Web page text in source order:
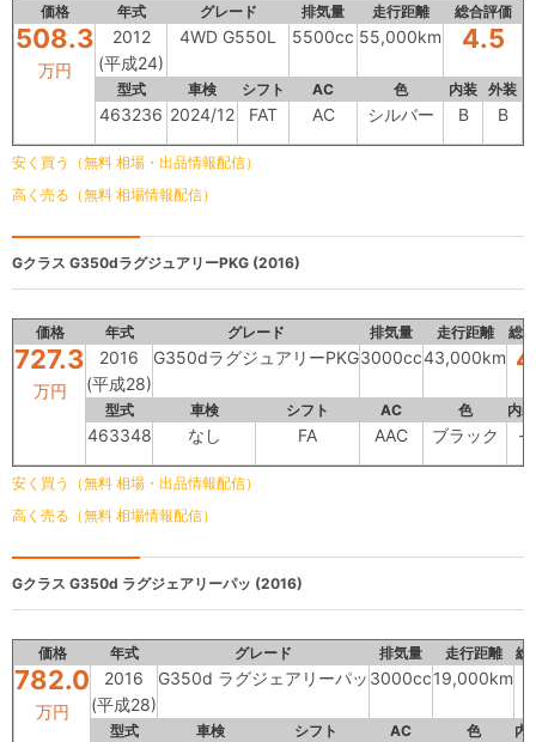
価格 年式 グレード 排気量 走行距離 総合評価
508.3
万円
2012
(平成24)
4WD G550L 5500cc 55,000km 4.5
型式 車検 シフト AC 色 内装 外装
463236 2024/12 FAT AC シルバー B B
安く買う（無料 相場・出品情報配信）
高く売る（無料 相場情報配信）
Gクラス G350dラグジュアリーPKG (2016)
価格 年式 グレード 排気量 走行距離 総
727.3
万円
2016
(平成28)
G350dラグジュアリーPKG3000cc43,000km
型式 車検 シフト AC 色 内装
463348 なし FA AAC ブラック -
安く買う（無料 相場・出品情報配信）
高く売る（無料 相場情報配信）
Gクラス G350d ラグジェアリーパッ (2016)
価格 年式 グレード 排気量 走行距離 総
782.0
万円
2016
(平成28)
G350d ラグジェアリーパッ 3000cc19,000km
型式 車検 シフト AC 色 内